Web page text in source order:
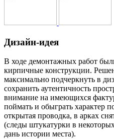
Дизайн-идея
В ходе демонтажных работ
кирпичные конструкции.
максимально подчеркнуть в
сохранить аутентичность
внимание на имеющихся
поймать и обыграть характер
открытая проводка, в арках
(следы штукатурки в
дань истории места).